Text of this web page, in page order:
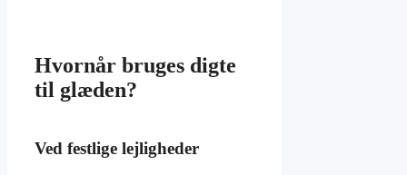
Hvornår bruges digte
til glæden?
Ved festlige lejligheder